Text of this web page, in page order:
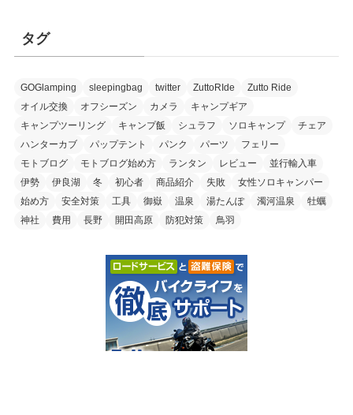
タグ
GOGlamping sleepingbag twitter ZuttoRIde
Zutto Ride
オイル交換
オフシーズン カメラ
キャンプギア
キャンプツーリング
キャンプ飯 シュラフ ソロキャンプ
チェア
ハンターカブ
パップテント パンク パーツ
フェリー
モトブログ
モトブログ始め方 ランタン レビュー
並行輸入車
伊勢
伊良湖 冬 初心者 商品紹介 失敗
女性ソロキャンパー
始め方
安全対策 工具 御嶽 温泉 湯たんぽ 濁河温泉
牡蠣
神社
費用 長野 開田高原 防犯対策 鳥羽